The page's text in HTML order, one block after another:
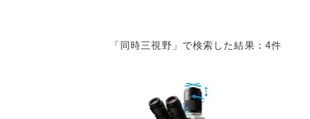
「 同時三視野 」で検索した結果：4件